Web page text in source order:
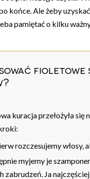
końce. Ale żeby
pamiętać o kilku
fioletowe
kuracja przełożyła się
rozczesujemy włosy,
myjemy je
zabrudzeń. Ja